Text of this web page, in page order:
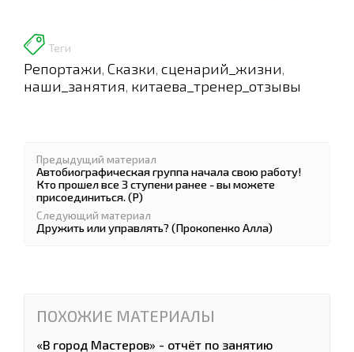
Теги
Репортажи, Сказки, сценарий_жизни,
наши_занятия, китаева_тренер_отзывы
Предыдущий материал
Автобиографическая группа начала свою работу!
Кто прошел все 3 ступени ранее - вы можете
присоединиться. (Р)
Следующий материал
Дружить или управлять? (Прокопенко Алла)
ПОХОЖИЕ МАТЕРИАЛЫ
«В город Мастеров» - отчёт по занятию